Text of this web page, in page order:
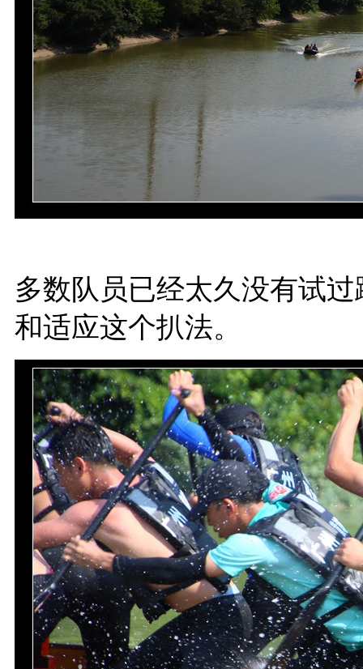
多数队员已经太久没有试
和适应这个扒法。